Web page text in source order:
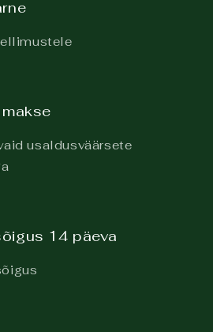
usaldusväärsete
14 päeva